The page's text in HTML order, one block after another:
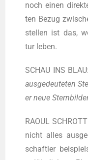
noch einen
ten Bezug
stel­len ist das,
tur leben.
SCHAU INS BLAU:
aus­ge­deu­te­ten
er neue
RAOUL
nicht alles
schaft­ler